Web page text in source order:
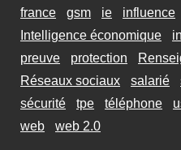
france
gsm ie influence
Intelligence économique
preuve
protection
Réseaux sociaux
salarié
sécurité
tpe téléphone
web
web 2.0